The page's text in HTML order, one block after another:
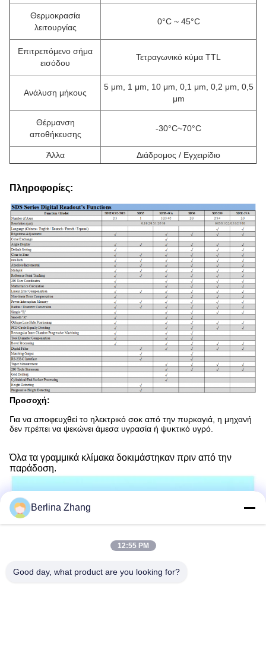
Θερμοκρασία
λειτουργίας
0°C ~ 45°C
Επιτρεπόμενο σήμα
εισόδου
Τετραγωνικό κύμα TTL
Ανάλυση μήκους
5 μm, 1 μm, 10 μm, 0,1 μm, 0,2 μm, 0,5
μm
Θέρμανση
αποθήκευσης
-30°C~70°C
Άλλα Διάδρομος / Εγχειρίδιο
Πληροφορίες:
Προσοχή:
Για να αποφευχθεί το ηλεκτρικό σοκ από την πυρκαγιά, η μηχανή
δεν πρέπει να ψεκώνει άμεσα υγρασία ή ψυκτικό υγρό.
Όλα τα γραμμικά κλίμακα δοκιμάστηκαν πριν από την
παράδοση.
Berlina Zhang
12:55 PM
Good day, what product are you looking for?